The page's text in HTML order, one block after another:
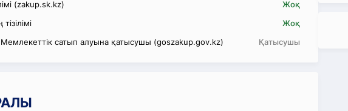
(zakup.sk.kz)
Жоқ
Жоқ
сатып алуына қатысушы (goszakup.gov.kz)
Қатысушы